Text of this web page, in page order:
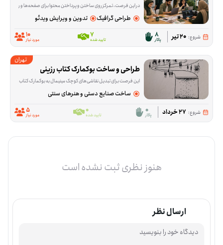
در این فرصت، تمرکز روی ساختن و پرداختن محتوا برای صفحه‌ها و رسانه‌های پاکار است؛ از هم‌فکری برای پیدا کردن ایده تا کمک به نوشتن یا شکل دادن به
طراحی گرافیک تدوین و ویرایش ویدئو
شروع: 20 تیر 8
پاکار 7
تایید شده 10
مورد نیاز
تهران
طراحی و ساخت بوکمارک کتاب رزینی
این فرصت برای تبدیل نقاشی‌های کوچک مینیمال به بوکمارک کتاب شکل گرفته است. کاری که داوطلب انجام می‌دهد، کمک در آماده‌سازی این طرح‌ها با استفاده از رزین یا طلق است تا
ساخت صنایع دستی و هنرهای سنتی
شروع: 27 خرداد 0
پاکار 0
تایید شده 5
مورد نیاز
هنوز نظری ثبت نشده است
ارسال نظر